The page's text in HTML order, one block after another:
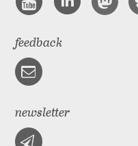
feedback
newsletter